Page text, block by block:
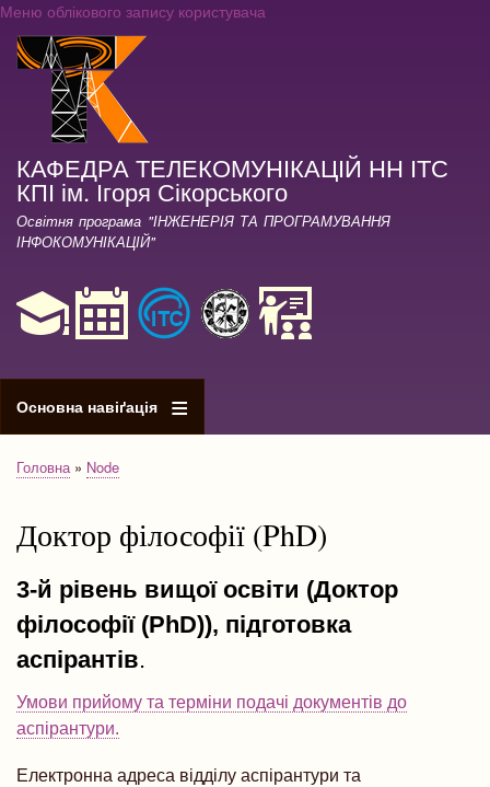
Перейти
Меню облікового запису користувача
КАФЕДРА ТЕЛЕКОМУНІКАЦІЙ НН ІТС
КПІ ім. Ігоря Сікорського
Освітня програма "ІНЖЕНЕРІЯ ТА ПРОГРАМУВАННЯ
ІНФОКОМУНІКАЦІЙ"
Основна навіґація
Рядок
Головна Node
Доктор філософії (PhD)
3-й рівень вищої освіти (Доктор
філософії (PhD)), підготовка
аспірантів.
Умови прийому та терміни подачі документів до
аспірантури.
Електронна адреса відділу аспірантури та